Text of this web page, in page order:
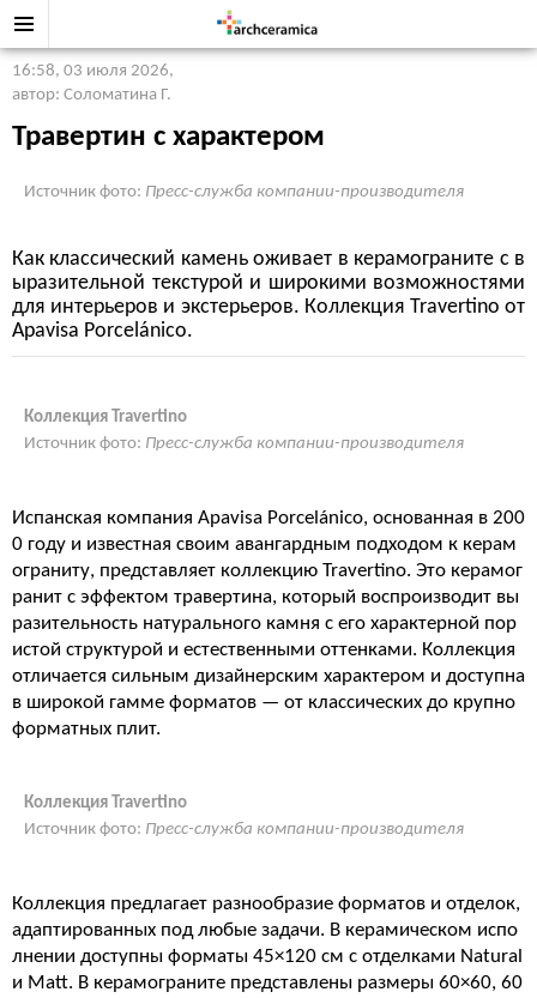
16:58, 03 июля 2026,
автор: Соломатина Г.
Травертин с характером
Источник фото: Пресс-служба компании-производителя
Как классический камень оживает в керамограните с в
ыразительной текстурой и широкими возможностями
для интерьеров и экстерьеров. Коллекция Travertino от
Apavisa Porcelánico.
Коллекция Travertino
Источник фото: Пресс-служба компании-производителя
Испанская компания Apavisa Porcelánico, основанная в 200
0 году и известная своим авангардным подходом к керам
ограниту, представляет коллекцию Travertino. Это керамог
ранит с эффектом травертина, который воспроизводит вы
разительность натурального камня с его характерной пор
истой структурой и естественными оттенками. Коллекция
отличается сильным дизайнерским характером и доступна
в широкой гамме форматов — от классических до крупно
форматных плит.
Коллекция Travertino
Источник фото: Пресс-служба компании-производителя
Коллекция предлагает разнообразие форматов и отделок,
адаптированных под любые задачи. В керамическом испо
лнении доступны форматы 45×120 см с отделками Natural
и Matt. В керамограните представлены размеры 60×60, 60